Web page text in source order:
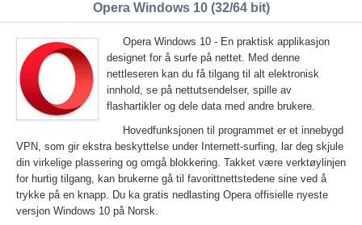
Opera Windows 10 (32/64 bit)
Opera Windows 10 - En praktisk applikasjon
designet for å surfe på nettet. Med denne
nettleseren kan du få tilgang til alt elektronisk
innhold, se på nettutsendelser, spille av
flashartikler og dele data med andre brukere.
Hovedfunksjonen til programmet er et innebygd
VPN, som gir ekstra beskyttelse under Internett-surfing, lar deg skjule
din virkelige plassering og omgå blokkering. Takket være verktøylinjen
for hurtig tilgang, kan brukerne gå til favorittnettstedene sine ved å
trykke på en knapp. Du ka gratis nedlasting Opera offisielle nyeste
versjon Windows 10 på Norsk.